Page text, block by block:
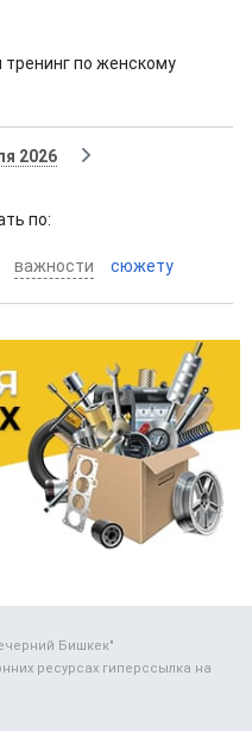
по женскому
2026
по:
важности сюжету
Бишкек"
ресурсах гиперссылка на